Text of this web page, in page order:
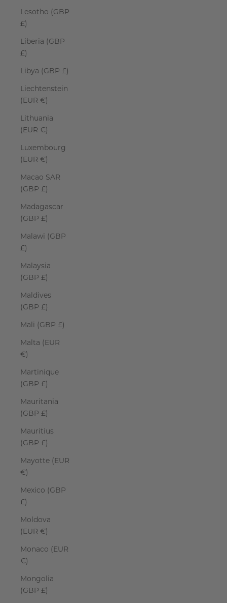
Lesotho (GBP
£)
Liberia (GBP
£)
Libya (GBP £)
Liechtenstein
(EUR €)
Lithuania
(EUR €)
Luxembourg
(EUR €)
Macao SAR
(GBP £)
Madagascar
(GBP £)
Malawi (GBP
£)
Malaysia
(GBP £)
Maldives
(GBP £)
Mali (GBP £)
Malta (EUR
€)
Martinique
(GBP £)
Mauritania
(GBP £)
Mauritius
(GBP £)
Mayotte (EUR
€)
Mexico (GBP
£)
Moldova
(EUR €)
Monaco (EUR
€)
Mongolia
(GBP £)